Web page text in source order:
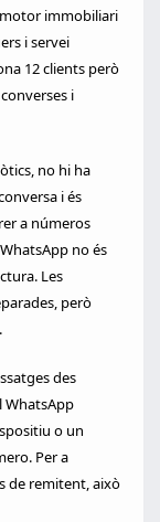
immobiliari
i servei
12 clients però
i
no hi ha
i és
a números
no és
Les
però
des
WhatsApp
o un
Per a
de remitent, això